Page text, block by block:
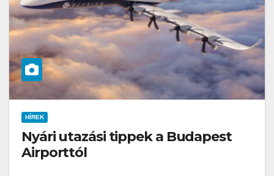
HÍREK
Nyári utazási tippek a Budapest
Airporttól